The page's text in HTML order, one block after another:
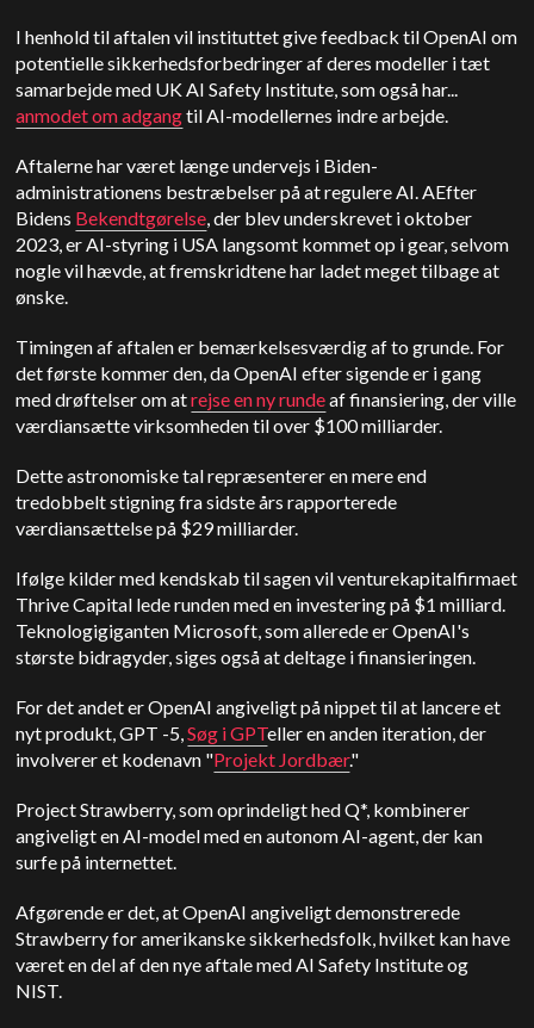
I henhold til aftalen vil instituttet give feedback til OpenAI om
potentielle sikkerhedsforbedringer af deres modeller i tæt
samarbejde med UK AI Safety Institute, som også har...
anmodet om adgangtil AI-modellernes indre arbejde.
Aftalerne har været længe undervejs i Biden-
administrationens bestræbelser på at regulere AI. AEfter
Bidens Bekendtgørelse, der blev underskrevet i oktober
2023, er AI-styring i USA langsomt kommet op i gear, selvom
nogle vil hævde, at fremskridtene har ladet meget tilbage at
ønske.
Timingen af aftalen er bemærkelsesværdig af to grunde. For
det første kommer den, da OpenAI efter sigende er i gang
med drøftelser om atrejse en ny rundeaf finansiering, der ville
værdiansætte virksomheden til over $100 milliarder.
Dette astronomiske tal repræsenterer en mere end
tredobbelt stigning fra sidste års rapporterede
værdiansættelse på $29 milliarder.
Ifølge kilder med kendskab til sagen vil venturekapitalfirmaet
Thrive Capital lede runden med en investering på $1 milliard.
Teknologigiganten Microsoft, som allerede er OpenAI's
største bidragyder, siges også at deltage i finansieringen.
For det andet er OpenAI angiveligt på nippet til at lancere et
nyt produkt, GPT -5,Søg i GPTeller en anden iteration, der
involverer et kodenavn "Projekt Jordbær."
Project Strawberry, som oprindeligt hed Q*, kombinerer
angiveligt en AI-model med en autonom AI-agent, der kan
surfe på internettet.
Afgørende er det, at OpenAI angiveligt demonstrerede
Strawberry for amerikanske sikkerhedsfolk, hvilket kan have
været en del af den nye aftale med AI Safety Institute og
NIST.